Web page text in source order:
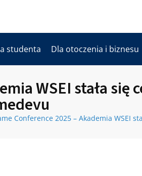
studenta Dla otoczenia i biznesu
WSEI stała
Conference 2025 – Akademia WSEI